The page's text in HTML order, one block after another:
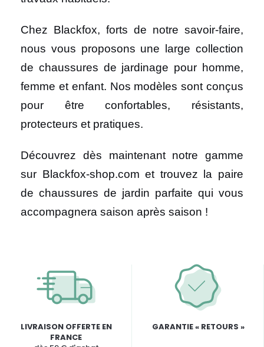
Chez Blackfox, forts de notre savoir-faire,
nous vous proposons une large collection
de chaussures de jardinage pour homme,
femme et enfant. Nos modèles sont conçus
pour être confortables, résistants,
protecteurs et pratiques.
Découvrez dès maintenant notre gamme
sur Blackfox-shop.com et trouvez la paire
de chaussures de jardin parfaite qui vous
accompagnera saison après saison !
LIVRAISON OFFERTE EN
FRANCE
GARANTIE « RETOURS »